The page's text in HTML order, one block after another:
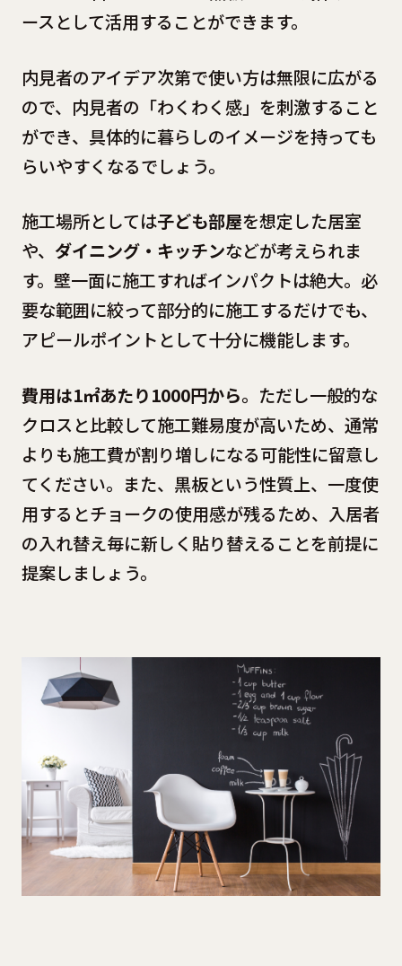
ースとして活用することができます。
内見者のアイデア次第で使い方は無限に広がる
ので、内見者の「わくわく感」を刺激すること
ができ、具体的に暮らしのイメージを持っても
らいやすくなるでしょう。
施工場所としては子ども部屋を想定した居室
や、 ダイニング・キッチンなどが考えられま
す。壁一面に施工すればインパクトは絶大。必
要な範囲に絞って部分的に施工するだけでも、
アピールポイントとして十分に機能します。
費用は1㎡あたり1000円から。ただし一般的な
クロスと比較して施工難易度が高いため、通常
よりも施工費が割り増しになる可能性に留意し
てください。また、黒板という性質上、一度使
用するとチョークの使用感が残るため、入居者
の入れ替え毎に新しく貼り替えることを前提に
提案しましょう。